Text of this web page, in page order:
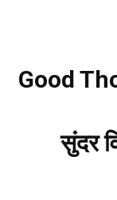
Good
सुंदर